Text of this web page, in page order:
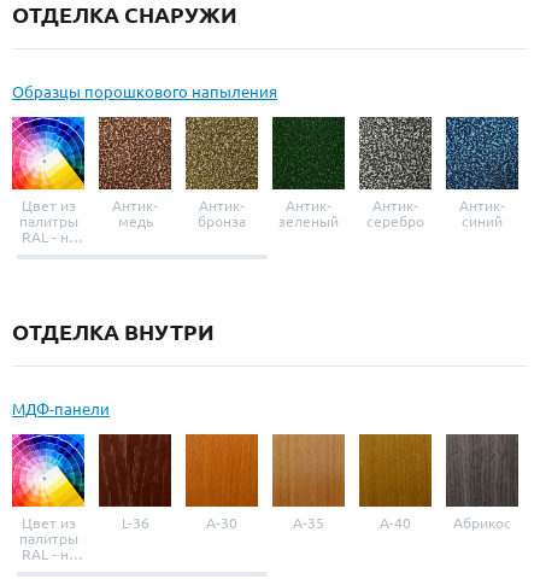
ОТДЕЛКА СНАРУЖИ
Образцы порошкового напыления
Цвет из
палитры
RAL - на
выбор
Антик-
медь
Антик-
бронза
Антик-
зеленый
Антик-
серебро
Антик-
синий
ОТДЕЛКА ВНУТРИ
МДФ-панели
Цвет из
палитры
RAL - на
выбор
L-36 A-30 A-35 A-40 Абрикос